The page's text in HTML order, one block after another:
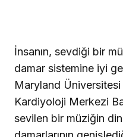
İnsanın, sevdiği bir
damar sistemine iyi
Maryland
Kardiyoloji Merkezi
sevilen bir müziğin